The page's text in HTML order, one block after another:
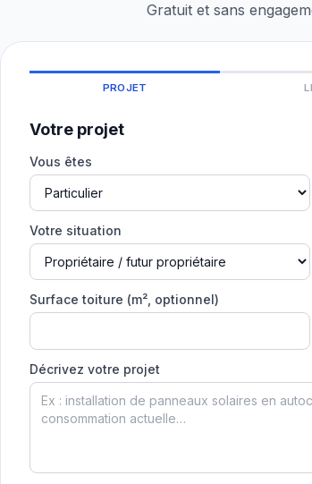
Gratuit et sans
PROJET
Votre projet
Vous êtes
Votre situation
Surface toiture (m², optionnel)
Décrivez votre projet